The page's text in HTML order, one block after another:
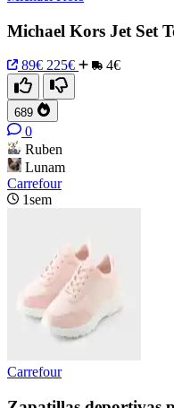
Michael Kors Jet Set
89€ 225€ 4€
689
0
Ruben
Lunam
Carrefour
1sem
Carrefour